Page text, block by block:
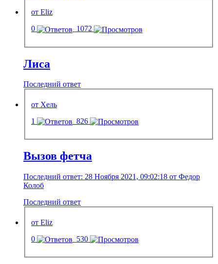
от Eliz
0
1072
Лиса
Последний ответ
от Хель
1
826
Вызов фетча
Последний ответ: 28 Ноября 2021, 09:02:18 от Федор
Колоб
Последний ответ
от Eliz
0
530